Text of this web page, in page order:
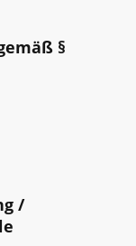
§
/